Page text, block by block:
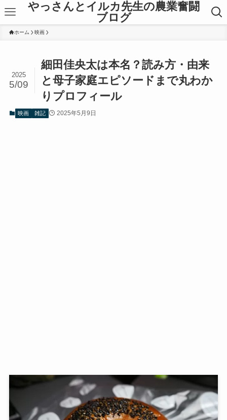
やっさんとイルカ先生の農業奮闘
ブログ
ホーム 映画
細田佳央太は本名？読み方・由来
と母子家庭エピソードまで丸わか
りプロフィール
2025
5/09
映画 雑記 2025年5月9日